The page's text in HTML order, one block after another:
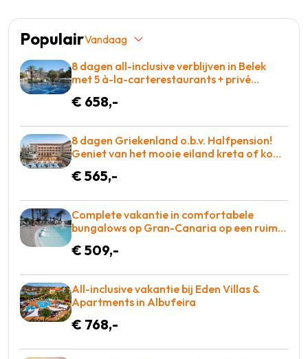
PopulairVandaag
8 dagen all-inclusive verblijven in Belek
met 5 à-la-carterestaurants + privé
award voor maar €658 = BOEKEN!
€ 658,-
8 dagen Griekenland o.b.v. Halfpension!
Geniet van het mooie eiland kreta of kom
€565 p.p. = BOEKEN
€ 565,-
Complete vakantie in comfortabele
bungalows op Gran-Canaria op een ruim
BOEKEN!
€ 509,-
All-inclusive vakantie bij Eden Villas &
Apartments in Albufeira
€ 768,-